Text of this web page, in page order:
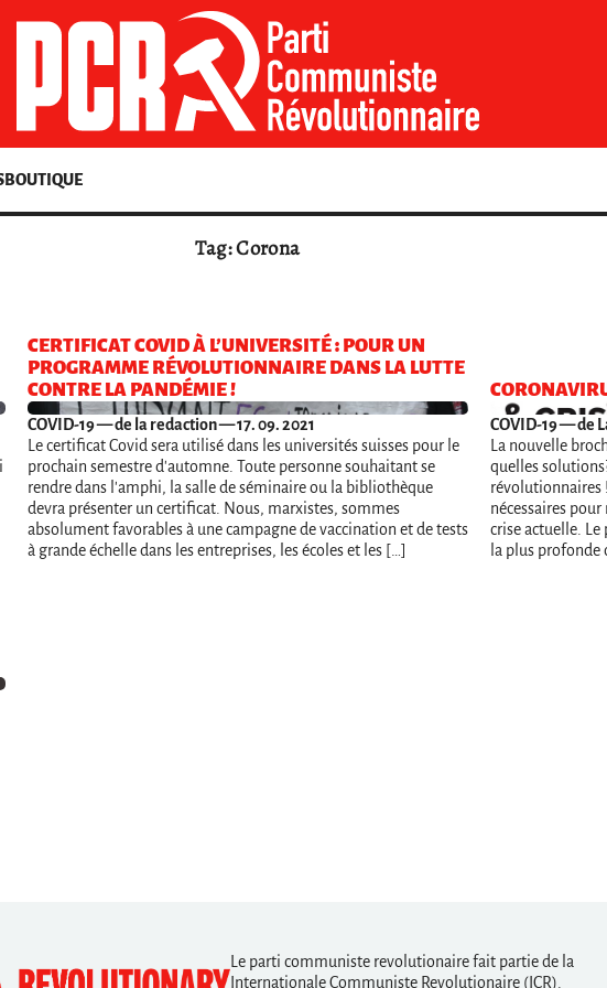
BOUTIQUE
Tag: Corona
CERTIFICAT COVID À L’UNIVERSITÉ : POUR UN
PROGRAMME RÉVOLUTIONNAIRE DANS LA LUTTE
CONTRE LA PANDÉMIE !
COVID-19— de la redaction — 17. 09. 2021
Le certificat Covid sera utilisé dans les universités suisses pour le
prochain semestre d'automne. Toute personne souhaitant se
rendre dans l'amphi, la salle de séminaire ou la bibliothèque
devra présenter un certificat. Nous, marxistes, sommes
absolument favorables à une campagne de vaccination et de tests
à grande échelle dans les entreprises, les écoles et les […]
COVID-19— de
La nouvelle
quelles
révolutionnaires
nécessaires
crise actuelle.
la plus profonde
Le parti communiste revolutionaire fait partie de la
Internationale Communiste Revolutionaire (ICR).